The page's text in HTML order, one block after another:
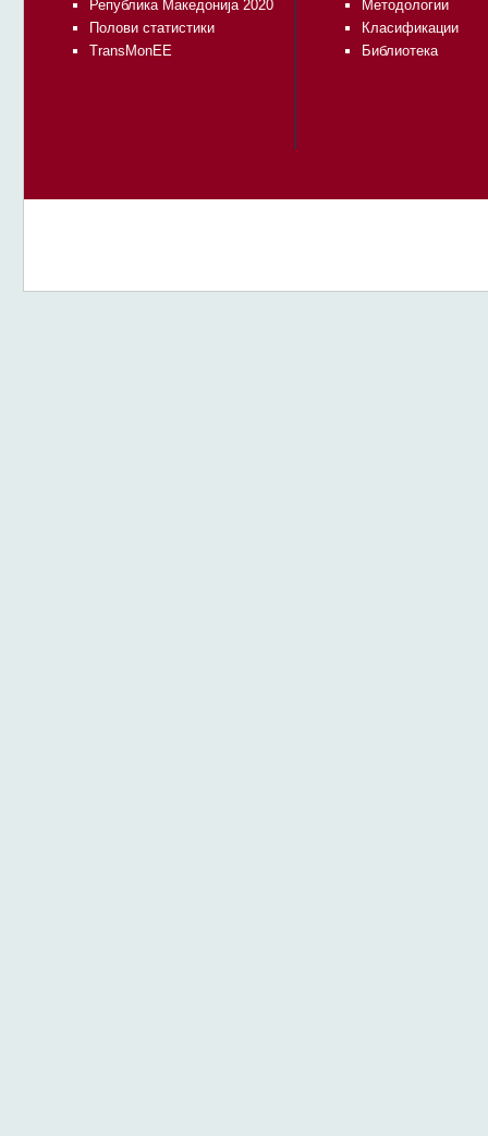
Република Македонија 2020
Полови статистики
TransMonEE
Методологии
Класификации
Библиотека